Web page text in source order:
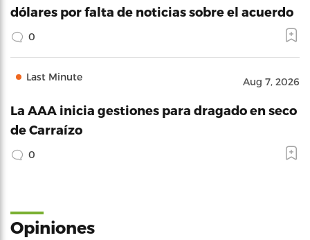
dólares por falta de noticias sobre el acuerdo
0
Last Minute Aug 7, 2026
La AAA inicia gestiones para dragado en seco
de Carraízo
0
Opiniones